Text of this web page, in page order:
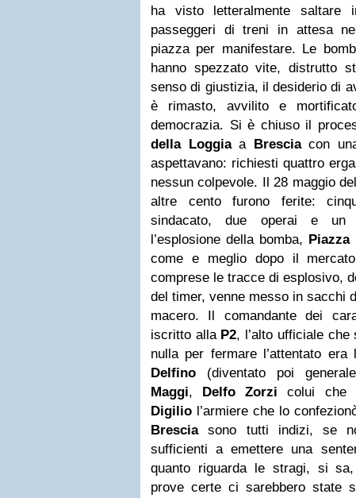
ha visto letteralmente saltare
passeggeri di treni in attesa
piazza per manifestare. Le
hanno spezzato vite, distrutto
senso di giustizia, il desiderio di
è rimasto, avvilito e
democrazia. Si è chiuso il
della Loggiaa Bresciacon
aspettavano: richiesti quattro
nessun colpevole. Il 28 maggio
altre cento furono ferite:
sindacato, due operai e un
l’esplosione della bomba, Piazza
come e meglio dopo il
comprese le tracce di esplosivo,
del timer, venne messo in sacchi
macero. Il comandante dei
iscritto alla P2, l’alto ufficiale
nulla per fermare l’attentato era
Delfino (diventato poi
Maggi, Delfo Zorzi colui che
Digilio l’armiere che lo
Bresciasono tutti indizi, se
sufficienti a emettere una
quanto riguarda le stragi, si
prove certe ci sarebbero state